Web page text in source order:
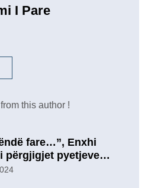
I Pare
this author !
fare…”, Enxhi
përgjigjet pyetjeve
pas përfundimit të